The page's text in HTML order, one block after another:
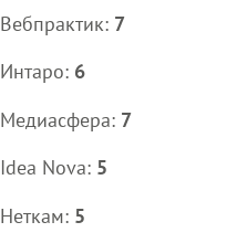
Вебпрактик: 7
Интаро: 6
Медиасфера: 7
Idea Nova: 5
Неткам: 5